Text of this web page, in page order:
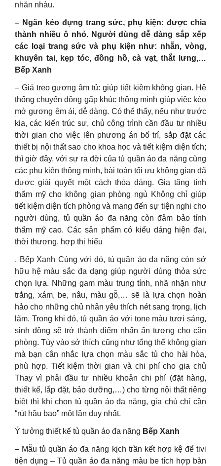
nhăn nhàu.
– Ngăn kéo đựng trang sức, phụ kiện: được chia
thành nhiều ô nhỏ. Người dùng dễ dàng sắp xếp
các loại trang sức và phụ kiện như: nhẫn, vòng,
khuyên tai, kẹp tóc, đồng hồ, cà vạt, thắt lưng,…
Bếp Xanh
– Giá treo gương âm tủ: giúp tiết kiệm không gian. Hệ
thống chuyển động gấp khúc thông minh giúp việc kéo
mở gương êm ái, dễ dàng. Có thể thấy, nếu như trước
kia, các kiến trúc sư, chủ công trình cần đầu tư nhiều
thời gian cho việc lên phương án bố trí, sắp đặt các
thiết bị nội thất sao cho khoa học và tiết kiệm diện tích;
thì giờ đây, với sự ra đời của tủ quần áo đa năng cùng
các phụ kiện thông minh, bài toán tối ưu không gian đã
được giải quyết một cách thỏa đáng. Gia tăng tính
thẩm mỹ cho không gian phòng ngủ Không chỉ giúp
tiết kiệm diện tích phòng và mang đến sự tiện nghi cho
người dùng, tủ quần áo đa năng còn đảm bảo tính
thẩm mỹ cao. Các sản phẩm có kiểu dáng hiện đại,
thời thượng, hợp thị hiếu
. Bếp Xanh Cùng với đó, tủ quần áo đa năng còn sở
hữu hệ màu sắc đa dạng giúp người dùng thỏa sức
chọn lựa. Những gam màu trung tính, nhã nhặn như
trắng, xám, be, nâu, màu gỗ,… sẽ là lựa chọn hoàn
hảo cho những chủ nhân yêu thích nét sang trọng, lịch
lãm. Trong khi đó, tủ quần áo với tone màu tươi sáng,
sinh động sẽ trở thành điểm nhấn ấn tượng cho căn
phòng. Tùy vào sở thích cũng như tổng thể không gian
mà bạn cân nhắc lựa chọn màu sắc tủ cho hài hòa,
phù hợp. Tiết kiệm thời gian và chi phí cho gia chủ
Thay vì phải đầu tư nhiều khoản chi phí (đặt hàng,
thiết kế, lắp đặt, bảo dưỡng,…) cho từng nội thất riêng
biệt thì khi chọn tủ quần áo đa năng, gia chủ chỉ cần
“rút hầu bao” một lần duy nhất.
Ý tưởng thiết kế tủ quần áo đa năng Bếp Xanh
– Mẫu tủ quần áo đa năng kịch trần kết hợp kệ để tivi
tiện dụng – Tủ quần áo đa năng màu be tích hợp bàn